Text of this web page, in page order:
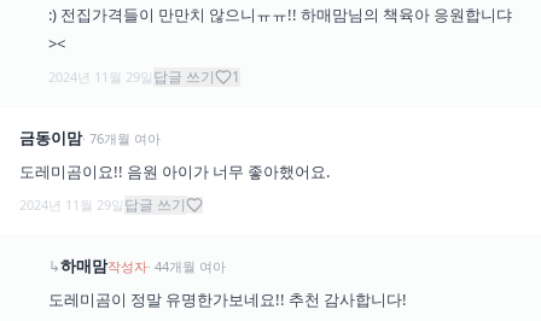
:) 전집가격들이 만만치 않으니ㅠㅠ!! 하매맘님의 책육아 응원합니댜
><
2024년 11월 29일 답글 쓰기 1
금동이맘· 76개월 여아
도레미곰이요!! 음원 아이가 너무 좋아했어요.
2024년 11월 29일 답글 쓰기
↳하매맘작성자· 44개월 여아
도레미곰이 정말 유명한가보네요!! 추천 감사합니다!